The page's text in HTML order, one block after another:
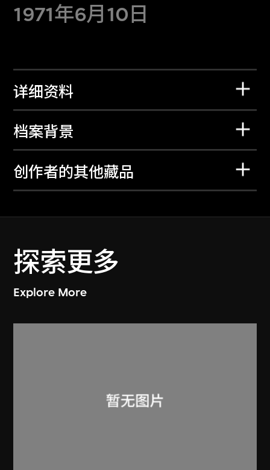
1971年6月10日
详细资料
档案背景
创作者的其他藏品
探索更多
Explore More